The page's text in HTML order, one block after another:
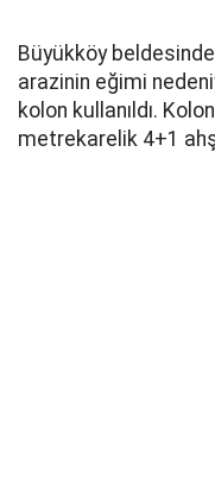
Büyükköy
arazinin eğimi
kolon kullanıldı.
metrekarelik 4+1